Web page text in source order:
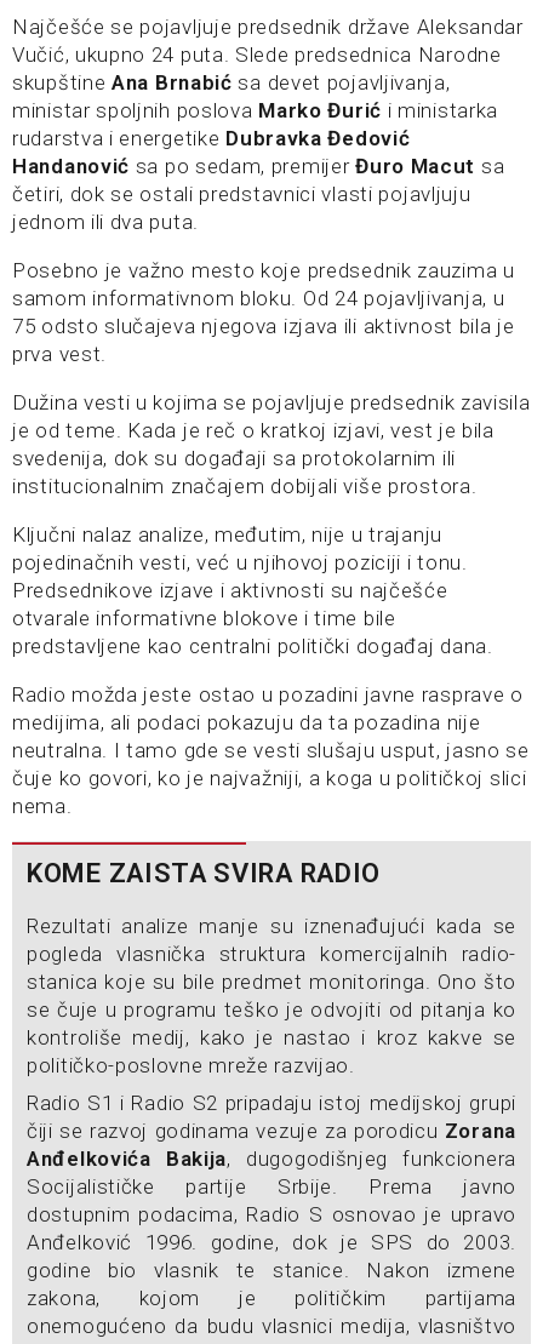
Najčešće se pojavljuje predsednik države Aleksandar
Vučić, ukupno 24 puta. Slede predsednica Narodne
skupštine Ana Brnabić sa devet pojavljivanja,
ministar spoljnih poslova Marko Đurić i ministarka
rudarstva i energetike Dubravka Đedović
Handanović sa po sedam, premijerĐuro Macut sa
četiri, dok se ostali predstavnici vlasti pojavljuju
jednom ili dva puta.
Posebno je važno mesto koje predsednik zauzima u
samom informativnom bloku. Od 24 pojavljivanja, u
75 odsto slučajeva njegova izjava ili aktivnost bila je
prva vest.
Dužina vesti u kojima se pojavljuje predsednik zavisila
je od teme. Kada je reč o kratkoj izjavi, vest je bila
svedenija, dok su događaji sa protokolarnim ili
institucionalnim značajem dobijali više prostora.
Ključni nalaz analize, međutim, nije u trajanju
pojedinačnih vesti, već u njihovoj poziciji i tonu.
Predsednikove izjave i aktivnosti su najčešće
otvarale informativne blokove i time bile
predstavljene kao centralni politički događaj dana.
Radio možda jeste ostao u pozadini javne rasprave o
medijima, ali podaci pokazuju da ta pozadina nije
neutralna. I tamo gde se vesti slušaju usput, jasno se
čuje ko govori, ko je najvažniji, a koga u političkoj slici
nema.
KOME ZAISTA SVIRA RADIO
Rezultati analize manje su iznenađujući kada se
pogleda vlasnička struktura komercijalnih radio-
stanica koje su bile predmet monitoringa. Ono što
se čuje u programu teško je odvojiti od pitanja ko
kontroliše medij, kako je nastao i kroz kakve se
političko-poslovne mreže razvijao.
Radio S1 i Radio S2 pripadaju istoj medijskoj grupi
čiji se razvoj godinama vezuje za porodicu Zorana
Anđelkovića Bakija, dugogodišnjeg funkcionera
Socijalističke partije Srbije. Prema javno
dostupnim podacima, Radio S osnovao je upravo
Anđelković 1996. godine, dok je SPS do 2003.
godine bio vlasnik te stanice. Nakon izmene
zakona, kojom je političkim partijama
onemogućeno da budu vlasnici medija, vlasništvo